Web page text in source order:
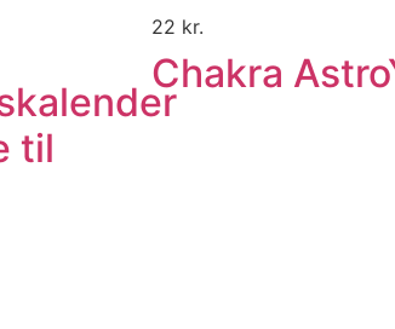
til
22 kr.
Chakra